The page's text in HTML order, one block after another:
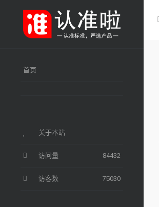
首页
关于本站
访问量 84432
访客数 75030